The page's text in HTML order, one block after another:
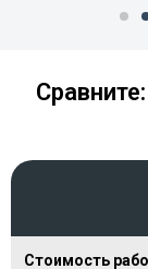
Стоимость